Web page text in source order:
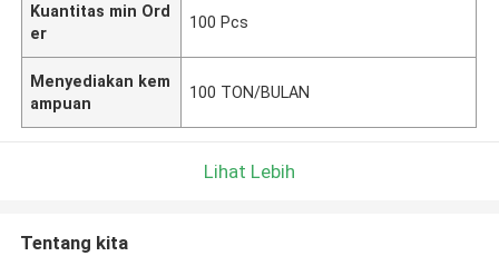
Kuantitas min Ord
er
100 Pcs
Menyediakan kem
ampuan
100 TON/BULAN
Lihat Lebih
Tentang kita